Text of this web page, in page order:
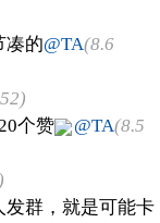
凑的@TA(8.6
个赞 @TA(8.5
发群，就是可能卡